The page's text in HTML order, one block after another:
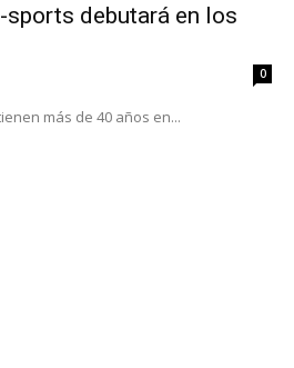
debutará en los
0
más de 40 años en...